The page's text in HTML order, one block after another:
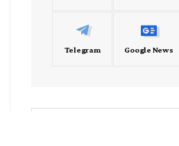
Telegram Google News